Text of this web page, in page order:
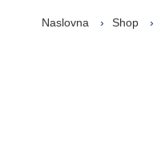
Naslovna Shop